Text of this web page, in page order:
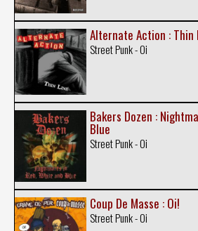
Alternate Action : Thin
Street Punk - Oi
Bakers Dozen :
Blue
Street Punk - Oi
Coup De Masse : Oi!
Street Punk - Oi